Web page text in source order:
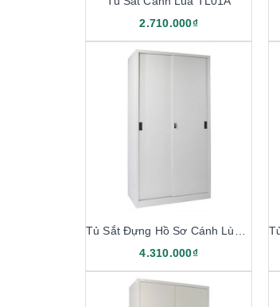
2.710.000₫
4.310.000₫